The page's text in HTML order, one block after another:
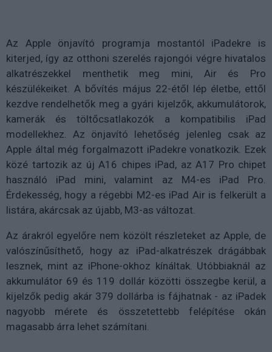
Az Apple önjavító programja mostantól iPadekre is
kiterjed, így az otthoni szerelés rajongói végre hivatalos
alkatrészekkel menthetik meg mini, Air és Pro
készülékeiket. A bővítés május 22-étől lép életbe, ettől
kezdve rendelhetők meg a gyári kijelzők, akkumulátorok,
kamerák és töltőcsatlakozók a kompatibilis iPad
modellekhez. Az önjavító lehetőség jelenleg csak az
Apple által még forgalmazott iPadekre vonatkozik. Ezek
közé tartozik az új A16 chipes iPad, az A17 Pro chipet
használó iPad mini, valamint az M4-es iPad Pro.
Érdekesség, hogy a régebbi M2-es iPad Air is felkerült a
listára, akárcsak az újabb, M3-as változat.
Az árakról egyelőre nem közölt részleteket az Apple, de
valószínűsíthető, hogy az iPad-alkatrészek drágábbak
lesznek, mint az iPhone-okhoz kínáltak. Utóbbiaknál az
akkumulátor 69 és 119 dollár közötti összegbe kerül, a
kijelzők pedig akár 379 dollárba is fájhatnak - az iPadek
nagyobb mérete és összetettebb felépítése okán
magasabb árra lehet számítani.